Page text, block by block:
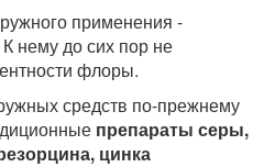
применения -
нему до сих пор не
флоры.
средств по-прежнему
препараты серы,
цинка